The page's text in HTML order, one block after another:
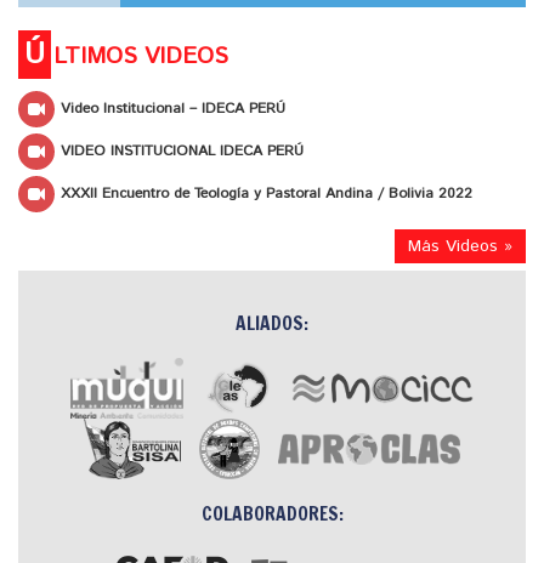
Ú LTIMOS VIDEOS
Video Institucional – IDECA PERÚ
VIDEO INSTITUCIONAL IDECA PERÚ
XXXII Encuentro de Teología y Pastoral Andina / Bolivia 2022
Más Videos »
ALIADOS:
COLABORADORES: